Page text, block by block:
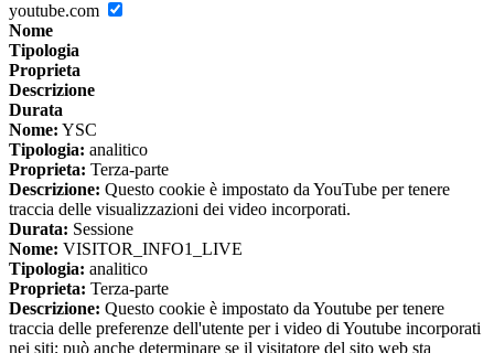
youtube.com
Nome
Tipologia
Proprieta
Descrizione
Durata
Nome: YSC
Tipologia: analitico
Proprieta: Terza-parte
Descrizione: Questo cookie è impostato da YouTube per tenere
traccia delle visualizzazioni dei video incorporati.
Durata: Sessione
Nome: VISITOR_INFO1_LIVE
Tipologia: analitico
Proprieta: Terza-parte
Descrizione: Questo cookie è impostato da Youtube per tenere
traccia delle preferenze dell'utente per i video di Youtube incorporati
nei siti; può anche determinare se il visitatore del sito web sta